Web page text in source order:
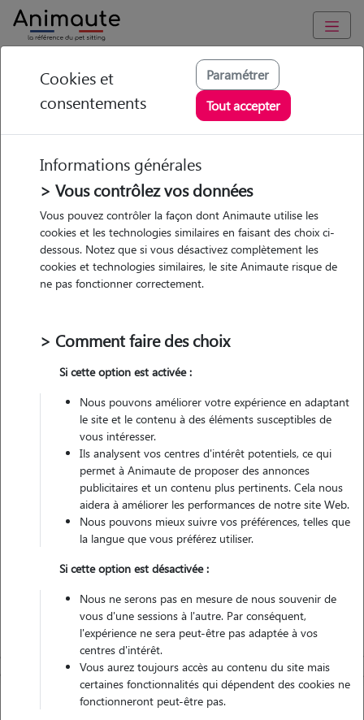
Animaute Nouvelle Aquitaine Charente/Aigre
Karen - Petsitter à
FOUQUEURE
• 43 ans
Garde
chez le Pet Sitter
Non véhiculé
Gardes réalisées
Contacter
L'envoi d'une demande est sans engagement
Cookies et
consentements
Paramétrer
Tout accepter
Informations générales
> Vous contrôlez vos données
Vous pouvez contrôler la façon dont Animaute utilise les
cookies et les technologies similaires en faisant des choix ci-
dessous. Notez que si vous désactivez complètement les
cookies et technologies similaires, le site Animaute risque de
ne pas fonctionner correctement.
> Comment faire des choix
Si cette option est activée :
Nous pouvons améliorer votre expérience en adaptant
le site et le contenu à des éléments susceptibles de
vous intéresser.
Ils analysent vos centres d'intérêt potentiels, ce qui
permet à Animaute de proposer des annonces
publicitaires et un contenu plus pertinents. Cela nous
aidera à améliorer les performances de notre site Web.
Nous pouvons mieux suivre vos préférences, telles que
la langue que vous préférez utiliser.
Si cette option est désactivée :
Nous ne serons pas en mesure de nous souvenir de
vous d'une sessions à l'autre. Par conséquent,
l'expérience ne sera peut-être pas adaptée à vos
centres d'intérêt.
Vous aurez toujours accès au contenu du site mais
certaines fonctionnalités qui dépendent des cookies ne
fonctionneront peut-être pas.